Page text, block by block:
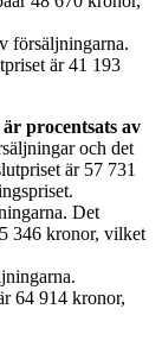
försäljningarna.
är 41 193
är procentsats av
och det
är 57 731
Det
346 kronor, vilket
64 914 kronor,